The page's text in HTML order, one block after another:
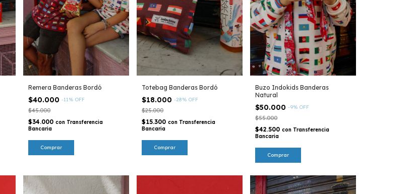
Remera Banderas Bordó
$40.000 -11% OFF
$45.000
$34.000 con Transferencia
Bancaria
Comprar
Totebag Banderas Bordó
$18.000 -28% OFF
$25.000
$15.300 con Transferencia
Bancaria
Buzo Indokids Banderas
Natural
$50.000 -9% OFF
$55.000
$42.500 con Transferencia
Bancaria
Comprar